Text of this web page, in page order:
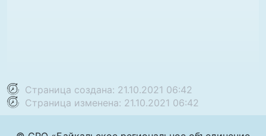
Страница создана: 21.10.2021 06:42
Страница изменена: 21.10.2021 06:42